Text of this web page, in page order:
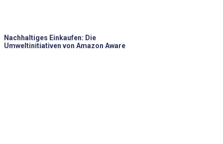
Nachhaltiges Einkaufen: Die
Umweltinitiativen von Amazon Aware